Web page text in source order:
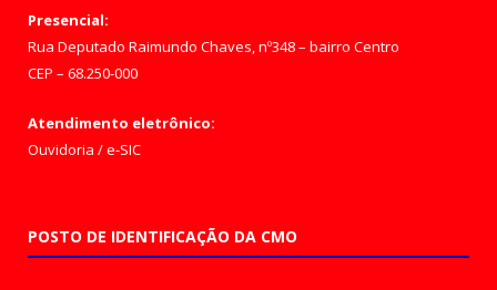
Presencial:
Rua Deputado Raimundo Chaves, nº348 – bairro Centro
CEP – 68.250-000
Atendimento eletrônico:
Ouvidoria /e-SIC
POSTO DE IDENTIFICAÇÃO DA CMO